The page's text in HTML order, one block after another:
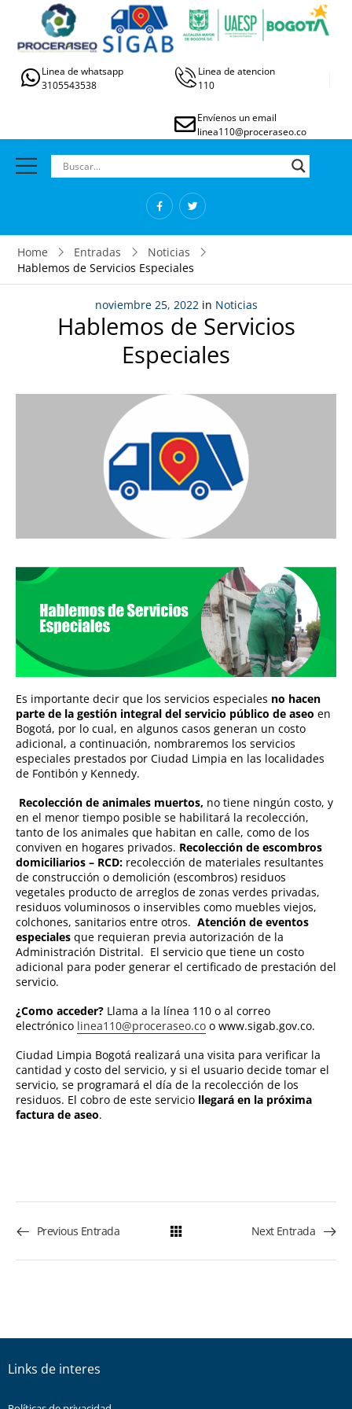
Linea de whatsapp
3105543538
Linea de atencion
110
Envíenos un email
linea110@proceraseo.co
Home Entradas
Noticias
Hablemos de Servicios Especiales
noviembre 25, 2022in Noticias
Hablemos de Servicios
Especiales
Es importante decir que los servicios especiales no hacen
parte de la gestión integral del servicio público de aseo en
Bogotá, por lo cual, en algunos casos generan un costo
adicional, a continuación, nombraremos los servicios
especiales prestados por Ciudad Limpia en las localidades
de Fontibón y Kennedy.
Recolección de animales muertos, no tiene ningún costo, y
en el menor tiempo posible se habilitará la recolección,
tanto de los animales que habitan en calle, como de los
conviven en hogares privados. Recolección de escombros
domiciliarios – RCD: recolección de materiales resultantes
de construcción o demolición (escombros) residuos
vegetales producto de arreglos de zonas verdes privadas,
residuos voluminosos o inservibles como muebles viejos,
colchones, sanitarios entre otros. Atención de eventos
especiales que requieran previa autorización de la
Administración Distrital. El servicio que tiene un costo
adicional para poder generar el certificado de prestación del
servicio.
¿Como acceder? Llama a la línea 110 o al correo
electrónico linea110@proceraseo.co o www.sigab.gov.co.
Ciudad Limpia Bogotá realizará una visita para verificar la
cantidad y costo del servicio, y si el usuario decide tomar el
servicio, se programará el día de la recolección de los
residuos. El cobro de este servicio llegará en la próxima
factura de aseo.
Previous Entrada Next Entrada
Links de interes